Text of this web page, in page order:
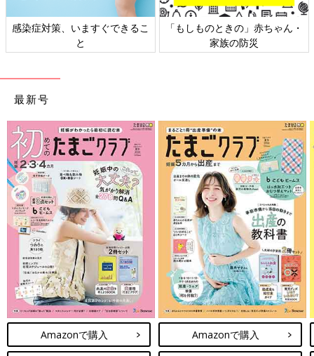
感染症対策、いますぐできるこ
と
「もしものときの」赤ちゃん・
家族の防災
最新号
Amazonで購入 Amazonで購入